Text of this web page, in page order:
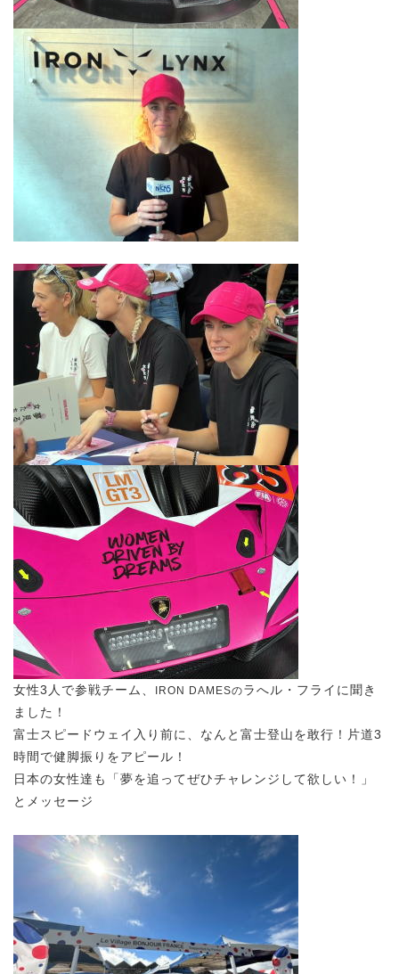
女性3人で参戦チーム、 IRON DAMESのラへル・フライに聞き
ました！
富士スピードウェイ入り前に、なんと富士登山を敢行！片道3
時間で健脚振りをアピール！
日本の女性達も「夢を追ってぜひチャレンジして欲しい！」
とメッセージ